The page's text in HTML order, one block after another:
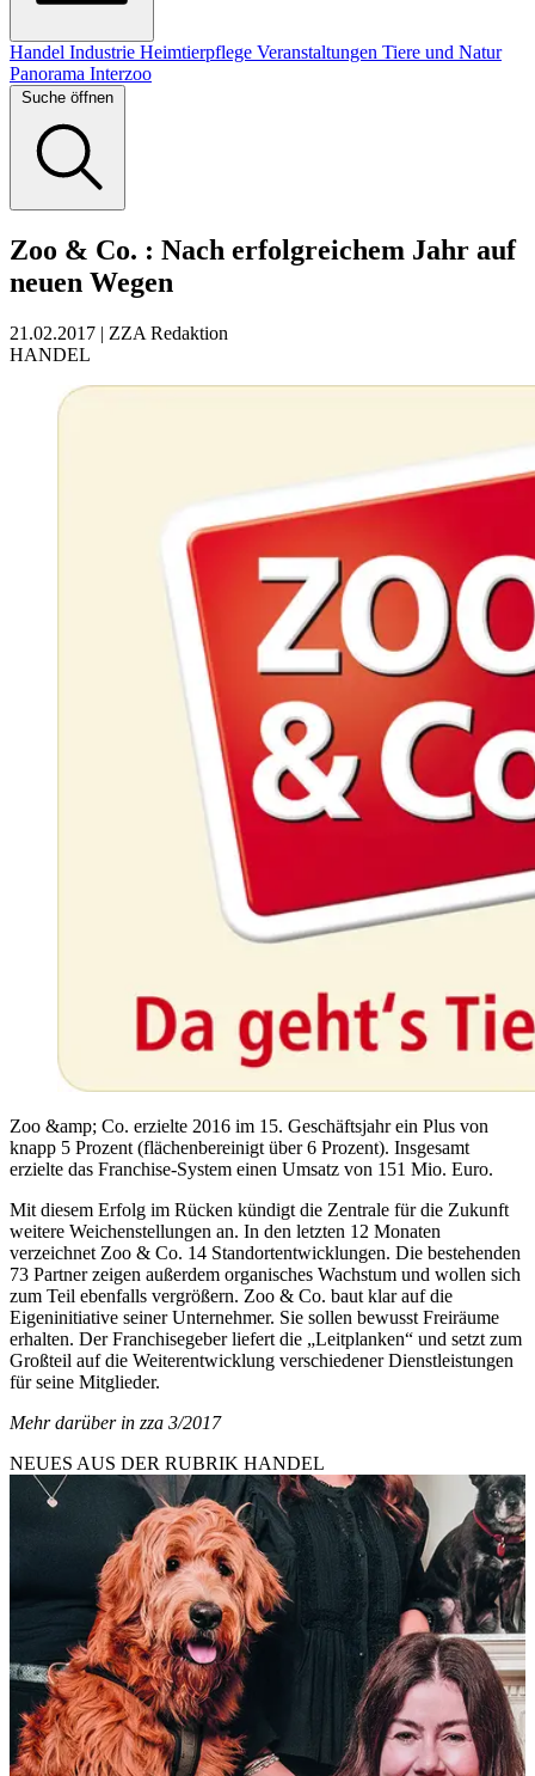
Handel Industrie Heimtierpflege Veranstaltungen Tiere und Natur
Panorama Interzoo
Suche öffnen
Zoo & Co. : Nach erfolgreichem Jahr auf
neuen Wegen
21.02.2017 | ZZA Redaktion
HANDEL
Zoo &amp; Co. erzielte 2016 im 15. Geschäftsjahr ein Plus von
knapp 5 Prozent (flächenbereinigt über 6 Prozent). Insgesamt
erzielte das Franchise-System einen Umsatz von 151 Mio. Euro.
Mit diesem Erfolg im Rücken kündigt die Zentrale für die Zukunft
weitere Weichenstellungen an. In den letzten 12 Monaten
verzeichnet Zoo & Co. 14 Standortentwicklungen. Die bestehenden
73 Partner zeigen außerdem organisches Wachstum und wollen sich
zum Teil ebenfalls vergrößern. Zoo & Co. baut klar auf die
Eigeninitiative seiner Unternehmer. Sie sollen bewusst Freiräume
erhalten. Der Franchisegeber liefert die „Leitplanken“ und setzt zum
Großteil auf die Weiterentwicklung verschiedener Dienstleistungen
für seine Mitglieder.
Mehr darüber in zza 3/2017
NEUES AUS DER RUBRIK HANDEL